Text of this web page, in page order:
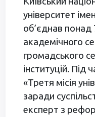
університет
об’єднав понад
академічного
громадського
інституцій. Під
«Третя місія
заради
експерт з